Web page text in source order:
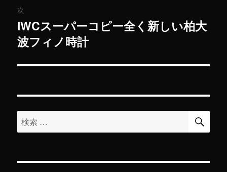
ゲ
ー
シ
ン
稿:
次
次
の
稿:
IWCスーパーコピー全く新しい柏大
波フィノ時計
検
索
象:
検